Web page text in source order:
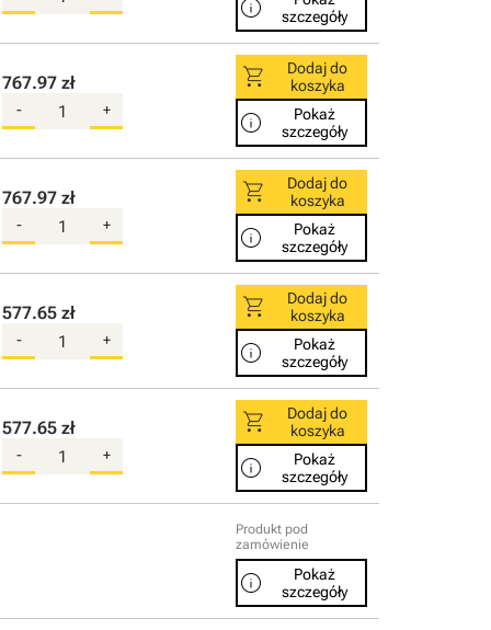
info
szczegóły
767.97 zł
- +
shopping_cart
Dodaj do
koszyka
info
Pokaż
szczegóły
767.97 zł
- +
shopping_cart
Dodaj do
koszyka
info
Pokaż
szczegóły
577.65 zł
- +
shopping_cart
Dodaj do
koszyka
info
Pokaż
szczegóły
577.65 zł
- +
shopping_cart
Dodaj do
koszyka
info
Pokaż
szczegóły
Produkt pod
zamówienie
info
Pokaż
szczegóły